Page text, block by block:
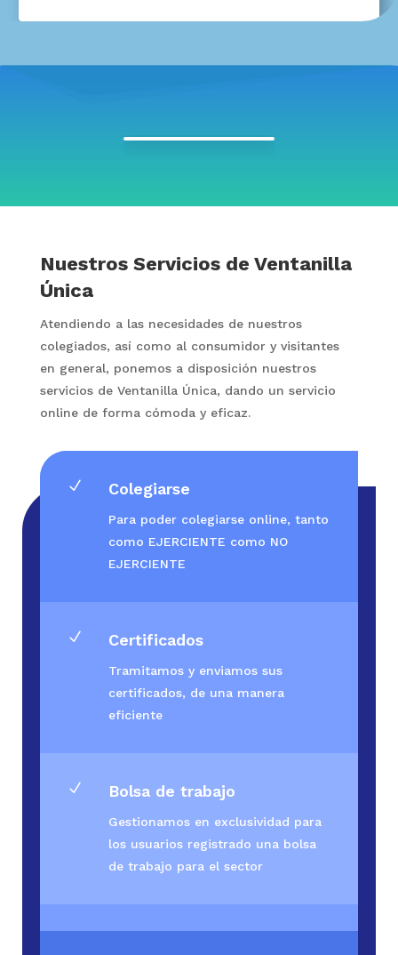
Nuestros Servicios de Ventanilla
Única
Atendiendo a las necesidades de nuestros
colegiados, así como al consumidor y visitantes
en general, ponemos a disposición nuestros
servicios de Ventanilla Única, dando un servicio
online de forma cómoda y eficaz.
N Colegiarse
Para poder colegiarse online, tanto
como EJERCIENTE como NO
EJERCIENTE
N Certificados
Tramitamos y enviamos sus
certificados, de una manera
eficiente
N Bolsa de trabajo
Gestionamos en exclusividad para
los usuarios registrado una bolsa
de trabajo para el sector